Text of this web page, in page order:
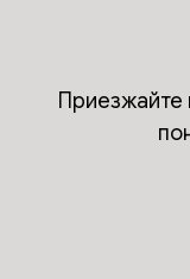
Приезжайте